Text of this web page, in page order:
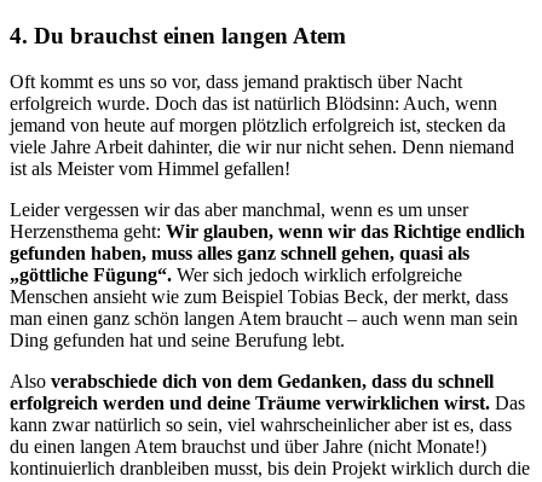
4. Du brauchst einen langen Atem
Oft kommt es uns so vor, dass jemand praktisch über Nacht
erfolgreich wurde. Doch das ist natürlich Blödsinn: Auch, wenn
jemand von heute auf morgen plötzlich erfolgreich ist, stecken da
viele Jahre Arbeit dahinter, die wir nur nicht sehen. Denn niemand
ist als Meister vom Himmel gefallen!
Leider vergessen wir das aber manchmal, wenn es um unser
Herzensthema geht: Wir glauben, wenn wir das Richtige endlich
gefunden haben, muss alles ganz schnell gehen, quasi als
„göttliche Fügung“. Wer sich jedoch wirklich erfolgreiche
Menschen ansieht wie zum Beispiel Tobias Beck, der merkt, dass
man einen ganz schön langen Atem braucht – auch wenn man sein
Ding gefunden hat und seine Berufung lebt.
Also verabschiede dich von dem Gedanken, dass du schnell
erfolgreich werden und deine Träume verwirklichen wirst. Das
kann zwar natürlich so sein, viel wahrscheinlicher aber ist es, dass
du einen langen Atem brauchst und über Jahre (nicht Monate!)
kontinuierlich dranbleiben musst, bis dein Projekt wirklich durch die